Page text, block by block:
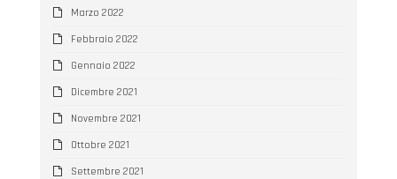
Marzo 2022
Febbraio 2022
Gennaio 2022
Dicembre 2021
Novembre 2021
Ottobre 2021
Settembre 2021